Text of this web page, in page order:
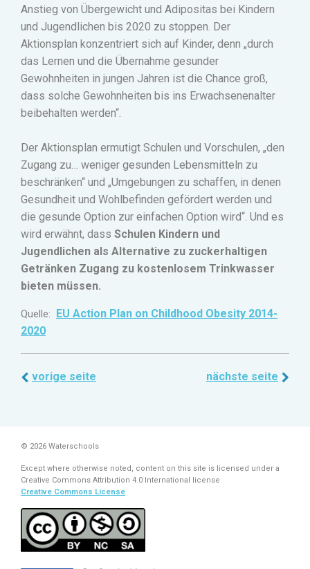
Anstieg von Übergewicht und Adipositas bei Kindern
und Jugendlichen bis 2020 zu stoppen. Der
Aktionsplan konzentriert sich auf Kinder, denn „durch
das Lernen und die Übernahme gesunder
Gewohnheiten in jungen Jahren ist die Chance groß,
dass solche Gewohnheiten bis ins Erwachsenenalter
beibehalten werden“.
Der Aktionsplan ermutigt Schulen und Vorschulen, „den
Zugang zu… weniger gesunden Lebensmitteln zu
beschränken“ und „Umgebungen zu schaffen, in denen
Gesundheit und Wohlbefinden gefördert werden und
die gesunde Option zur einfachen Option wird“. Und es
wird erwähnt, dass Schulen Kindern und
Jugendlichen als Alternative zu zuckerhaltigen
Getränken Zugang zu kostenlosem Trinkwasser
bieten müssen.
Quelle:
EU Action Plan on Childhood Obesity 2014-
2020
vorige seite nächste seite
© 2026 Waterschools
Except where otherwise noted, content on this site is licensed under a
Creative Commons Attribution 4.0 International license
Creative Commons License